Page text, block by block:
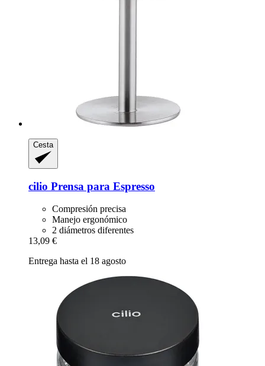
Cesta
cilio Prensa para Espresso
Compresión precisa
Manejo ergonómico
2 diámetros diferentes
13,09 €
Entrega hasta el 18 agosto